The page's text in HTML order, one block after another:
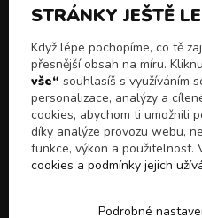
© 2026 Všechna
STRÁNKY JEŠTĚ
Když lépe pochopíme, co tě
přesnější obsah na míru.
vše“ souhlasíš s využíváním
personalizace, analýzy a
cookies, abychom ti umožnili
díky analýze provozu webu,
funkce, výkon a použitelnost.
cookies a podmínky jejich
Podrobné